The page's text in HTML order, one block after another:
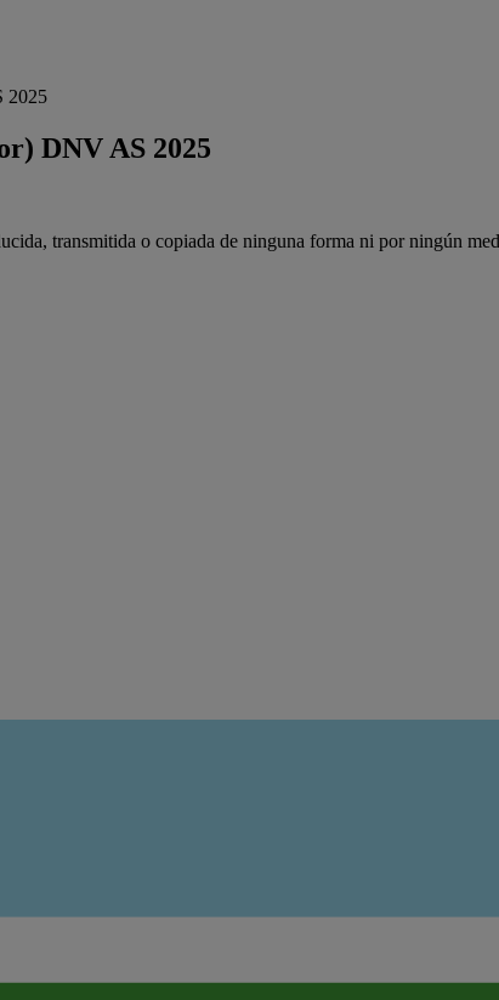
2025
DNV AS 2025
transmitida o copiada de ninguna forma ni por ningún